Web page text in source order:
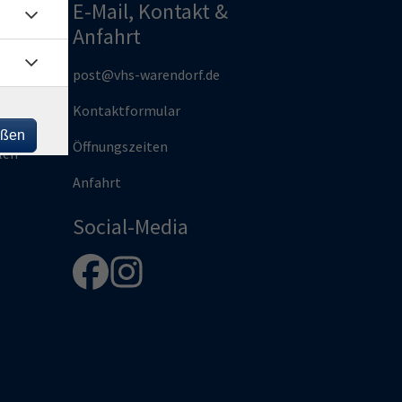
|
E-Mail, Kontakt &
Anfahrt
post@vhs-warendorf.de
Kontaktformular
Öffnungszeiten
Anfahrt
Social-Media